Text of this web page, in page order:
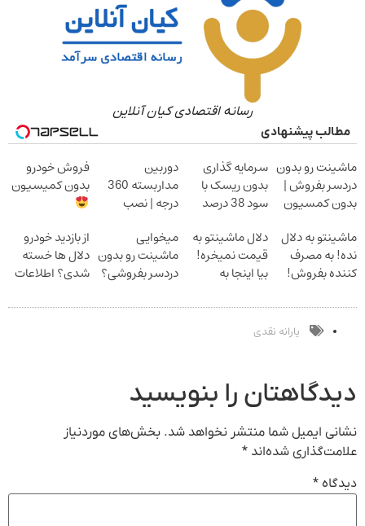
رسانه اقتصادی کیان آنلاین
مطالب پیشنهادی
ماشینت رو بدون
دردسر بفروش |
بدون کمسیون
سرمایه گذاری
بدون ریسک با
سود 38 درصد
دوربین
مداربسته 360
درجه | نصب
فروش خودرو
بدون کمیسیون
ماشینتو به دلال
نده! به مصرف
کننده بفروش!
یک تماس
دلال ماشینتو به
قیمت نمیخره!
بیا اینجا به
بفروش*فقط
خریدار واقعی*
میخوایی
ماشینت رو بدون
دردسر بفروشی؟
از بازدید خودرو
دلال ها خسته
شدی؟ اطلاعات
ثبت کن
یارانه نقدی
دیدگاهتان را بنویسید
نشانی ایمیل شما منتشر نخواهد شد. بخش‌های موردنیاز
علامت‌گذاری شده‌اند *
دیدگاه *